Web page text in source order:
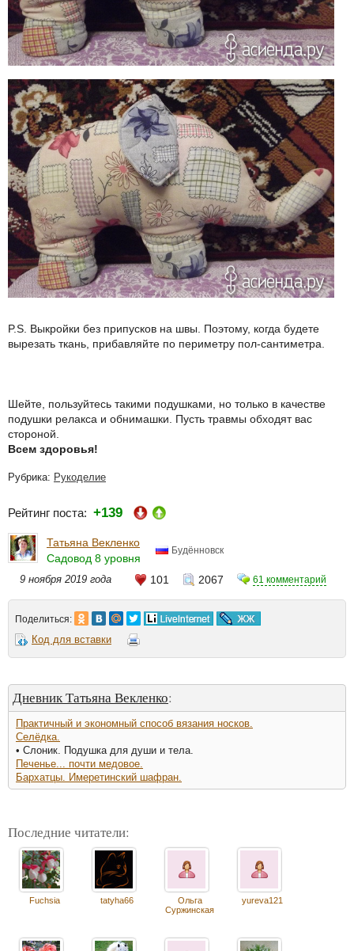
P.S. Выкройки без припусков на швы. Поэтому, когда будете
вырезать ткань, прибавляйте по периметру пол-сантиметра.
Шейте, пользуйтесь такими подушками, но только в качестве
подушки релакса и обнимашки. Пусть травмы обходят вас
стороной.
Всем здоровья!
Рубрика: Рукоделие
Рейтинг поста: +139
Татьяна Векленко
Садовод 8 уровня
Будённовск
9 ноября 2019 года 101 2067 61 комментарий
Поделиться:
Код для вставки
Дневник Татьяна Векленко:
Практичный и экономный способ вязания носков.
Селёдка.
• Слоник. Подушка для души и тела.
Печенье... почти медовое.
Бархатцы. Имеретинский шафран.
Последние читатели:
Fuchsia tatyha66
Ольга
Суржинская
yureva121